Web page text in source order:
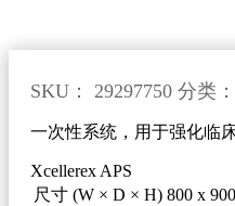
SKU： 29297750 分类：
一次性系统，用于强化临
Xcellerex APS
尺寸 (W × D × H) 800 x